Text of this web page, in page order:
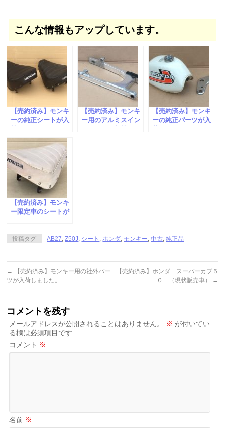
こんな情報もアップしています。
【売約済み】モンキ
ーの純正シートが入
【売約済み】モンキ
ー用のアルミスイン
【売約済み】モンキ
ーの純正パーツが入
【売約済み】モンキ
ー限定車のシートが
投稿タグ AB27,Z50J, シート ,ホンダ, モンキー,中古,純正品
←
【売約済み】モンキー用の社外パー
ツが入荷しました。
【売約済み】ホンダ スーパーカブ５
０ （現状販売車）
→
コメントを残す
メールアドレスが公開されることはありません。 ※ が付いてい
る欄は必須項目です
コメント ※
名前 ※